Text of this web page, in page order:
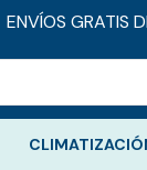
ENVÍOS GRATIS